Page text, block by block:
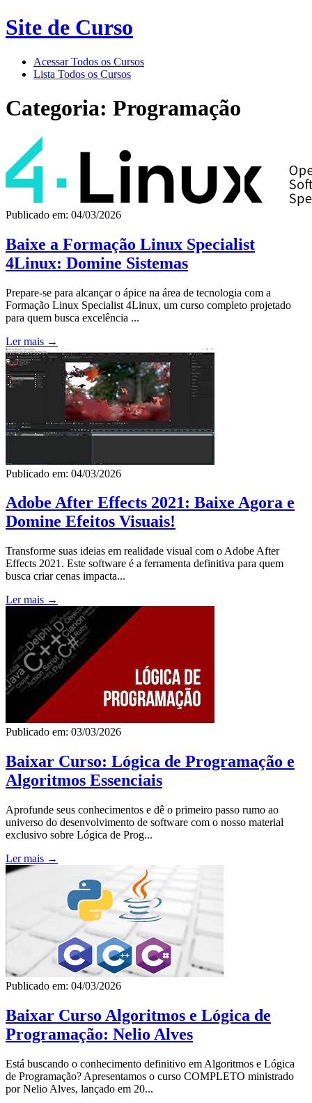
Site de Curso
Acessar Todos os Cursos
Lista Todos os Cursos
Categoria: Programação
Publicado em: 04/03/2026
Baixe a Formação Linux Specialist
4Linux: Domine Sistemas
Prepare-se para alcançar o ápice na área de tecnologia com a
Formação Linux Specialist 4Linux, um curso completo projetado
para quem busca excelência ...
Ler mais →
Publicado em: 04/03/2026
Adobe After Effects 2021: Baixe Agora e
Domine Efeitos Visuais!
Transforme suas ideias em realidade visual com o Adobe After
Effects 2021. Este software é a ferramenta definitiva para quem
busca criar cenas impacta...
Ler mais →
Publicado em: 03/03/2026
Baixar Curso: Lógica de Programação e
Algoritmos Essenciais
Aprofunde seus conhecimentos e dê o primeiro passo rumo ao
universo do desenvolvimento de software com o nosso material
exclusivo sobre Lógica de Prog...
Ler mais →
Publicado em: 04/03/2026
Baixar Curso Algoritmos e Lógica de
Programação: Nelio Alves
Está buscando o conhecimento definitivo em Algoritmos e Lógica
de Programação? Apresentamos o curso COMPLETO ministrado
por Nelio Alves, lançado em 20...